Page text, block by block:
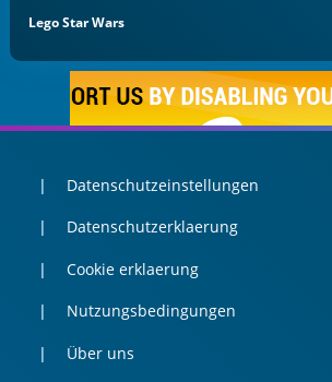
Lego Star Wars
Datenschutzeinstellungen
Datenschutzerklaerung
Cookie erklaerung
Nutzungsbedingungen
Über uns